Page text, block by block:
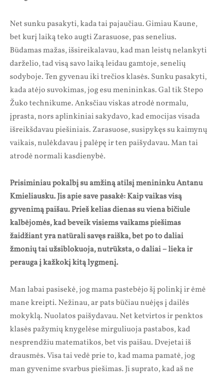
Net sunku pasakyti, kada tai pajaučiau. Gimiau Kaune,
bet kurį laiką teko augti Zarasuose, pas senelius.
Būdamas mažas, išsireikalavau, kad man leistų nelankyti
darželio, tad visą savo laiką leidau gamtoje, senelių
sodyboje. Ten gyvenau iki trečios klasės. Sunku pasakyti,
kada atėjo suvokimas, jog esu menininkas. Gal tik Stepo
Žuko technikume. Anksčiau viskas atrodė normalu,
įprasta, nors aplinkiniai sakydavo, kad emocijas visada
išreikšdavau piešiniais. Zarasuose, susipykęs su kaimynų
vaikais, nulėkdavau į palėpę ir ten paišydavau. Man tai
atrodė normali kasdienybė.
Prisiminiau pokalbį su amžiną atilsį menininku Antanu
Kmieliausku. Jis apie save pasakė: Kaip vaikas visą
gyvenimą paišau. Prieš kelias dienas su viena bičiule
kalbėjomės, kad beveik visiems vaikams piešimas
žaidžiant yra natūrali savęs raiška, bet po to daliai
žmonių tai užsiblokuoja, nutrūksta, o daliai – lieka ir
perauga į kažkokį kitą lygmenį.
Man labai pasisekė, jog mama pastebėjo šį polinkį ir ėmė
mane kreipti. Nežinau, ar pats būčiau nuėjęs į dailės
mokyklą. Nuolatos paišydavau. Net ketvirtos ir penktos
klasės pažymių knygelėse mirguliuoja pastabos, kad
nesprendžiu matematikos, bet vis paišau. Dvejetai iš
drausmės. Visa tai vedė prie to, kad mama pamatė, jog
man gyvenime svarbus piešimas. Ji suprato, kad aš ne